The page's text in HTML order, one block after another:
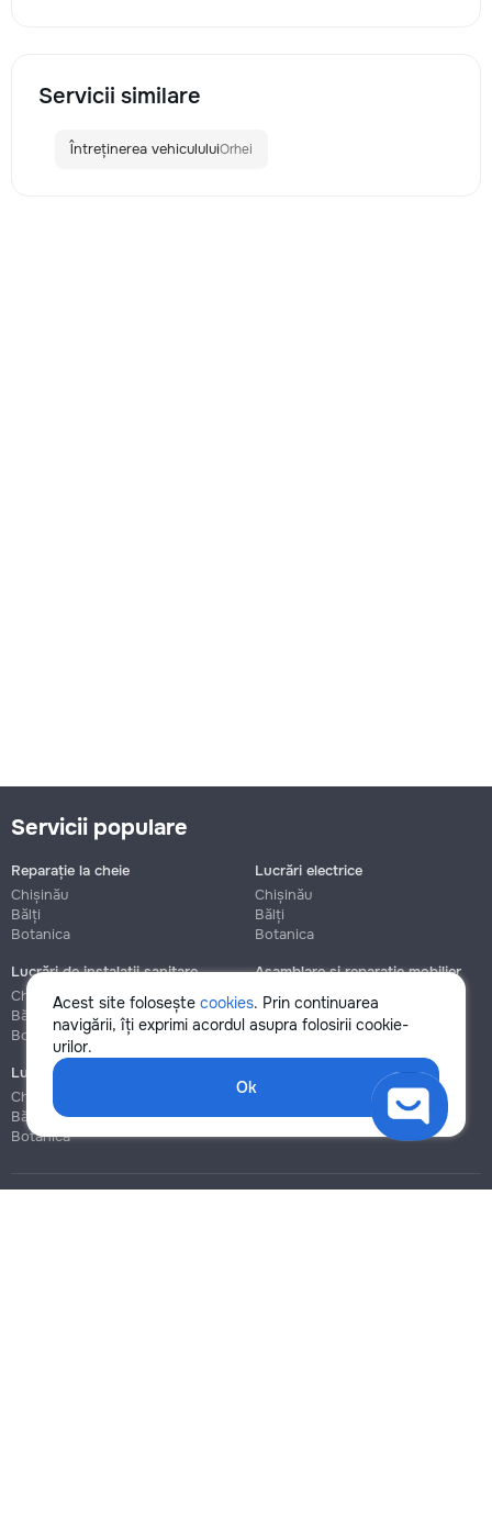
Servicii similare
Întreținerea vehicululuiOrhei
Acest site folosește cookies. Prin continuarea
navigării, îți exprimi acordul asupra folosirii cookie-
urilor.
Ok
Servicii populare
Reparație la cheie
Chișinău
Bălți
Botanica
Lucrări electrice
Chișinău
Bălți
Botanica
Lucrări de instalații sanitare
Chișinău
Bălți
Botanica
Asamblare și reparație mobilier
Chișinău
Botanica
Lucrări de construcție și instalare
Chișinău
Bălți
Botanica